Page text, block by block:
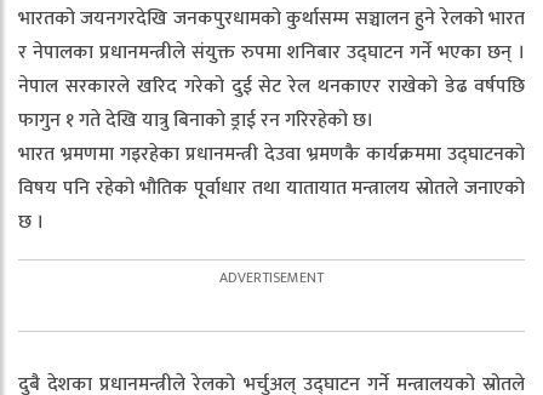
भारतको जयनगरदेखि जनकपुरधामको कुर्थासम्म सञ्चालन हुने रेलको भारत
र नेपालका प्रधानमन्त्रीले संयुक्त रुपमा शनिबार उद्घाटन गर्ने भएका छन् ।
नेपाल सरकारले खरिद गरेको दुई सेट रेल थनकाएर राखेको डेढ वर्षपछि
फागुन १ गते देखि यात्रु बिनाको ड्राई रन गरिरहेको छ।
भारत भ्रमणमा गइरहेका प्रधानमन्त्री देउवा भ्रमणकै कार्यक्रममा उद्घाटनको
विषय पनि रहेको भौतिक पूर्वाधार तथा यातायात मन्त्रालय स्रोतले जनाएको
छ ।
दुबै देशका प्रधानमन्त्रीले रेलको भर्चुअल् उद्घाटन गर्ने मन्त्रालयको स्रोतले